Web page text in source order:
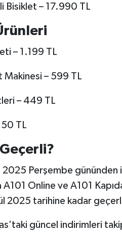
Bisiklet – 17.990 TL
– 1.199 TL
Makinesi – 599 TL
– 449 TL
TL
2025 Perşembe
A101 Online ve A101
2025 tarihine kadar
güncel indirimleri